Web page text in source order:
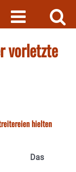
vorletzte
hielten
Das